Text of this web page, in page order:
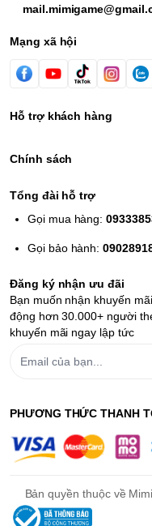
Mạng xã hội
Hỗ trợ khách hàng
Chính sách
Tổng đài hỗ trợ
Gọi mua hàng:
Gọi bảo hành:
Đăng ký nhận ưu đãi
Bạn muốn nhận khuyến
động hơn 30.000+ người
khuyến mãi ngay lập tức
PHƯƠNG THỨC THANH
Bản quyền thuộc về